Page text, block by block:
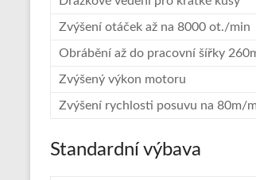
Zvýšení otáček až na 8000 ot./min
Obrábění až do pracovní šířky
Zvýšený výkon motoru
Zvýšení rychlosti posuvu na 80m/
Standardní výbava